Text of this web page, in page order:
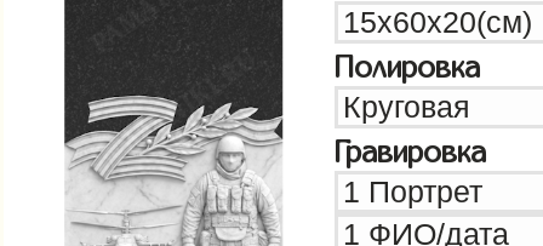
Полировка
Гравировка